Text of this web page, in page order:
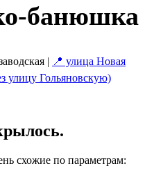
банюшка
| 📍 улица Новая
улицу Гольяновскую)
схожие по параметрам: